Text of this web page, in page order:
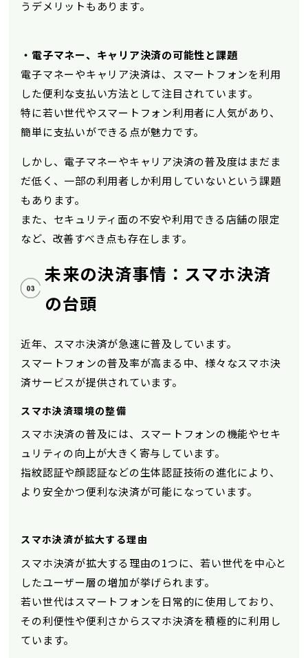
うデメリットもあります。
・電子マネー、キャリア決済の可能性と課題
電子マネーやキャリア決済は、スマートフォンを利用
した便利な支払い方法として注目されています。
特に若い世代やスマートフォン利用者に人気があり、
簡単に支払いができる点が魅力です。
しかし、電子マネーやキャリア決済の普及度はまだま
だ低く、一部の利用者しか利用していないという課題
もあります。
また、セキュリティ面の不安や利用できる店舗の限定
など、改善すべき点も存在します。
未来の決済事情：スマホ決済
の台頭
近年、スマホ決済が急速に普及しています。
スマートフォンの普及率が高まる中、様々なスマホ決
済サービスが提供されています。
スマホ決済環境の整備
スマホ決済の普及には、スマートフォンの機能やセキ
ュリティの向上が大きく寄与しています。
指紋認証や顔認証などの生体認証技術の進化により、
より安全かつ便利な決済が可能になっています。
スマホ決済が拡大する理由
スマホ決済が拡大する理由の1つに、若い世代を中心と
したユーザー層の増加が挙げられます。
若い世代はスマートフォンを日常的に使用しており、
その利便性や便利さからスマホ決済を積極的に利用し
ています。